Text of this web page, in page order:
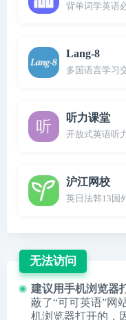
背单词学英语
Lang-8
多国语言学习
听力课堂
开放式英语听
沪江网校
英日法韩13国
无法访问
建议用手机浏览器
蔽了“可可英语”网
机浏览器打开的，